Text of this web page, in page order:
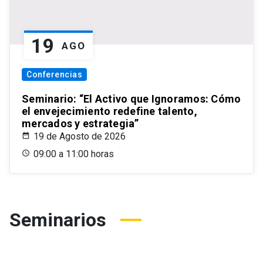
19 AGO
Conferencias
Seminario: “El Activo que Ignoramos: Cómo
el envejecimiento redefine talento,
mercados y estrategia”
19 de Agosto de 2026
09:00 a 11:00 horas
Seminarios